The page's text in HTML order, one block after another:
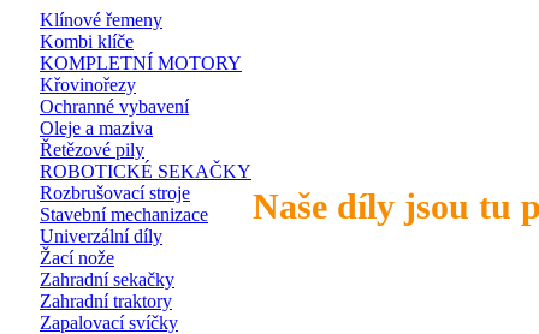
Naše díly jsou tu
Klínové řemeny
Kombi klíče
KOMPLETNÍ MOTORY
Křovinořezy
Ochranné vybavení
Oleje a maziva
Řetězové pily
ROBOTICKÉ SEKAČKY
Rozbrušovací stroje
Stavební mechanizace
Univerzální díly
Žací nože
Zahradní sekačky
Zahradní traktory
Zapalovací svíčky